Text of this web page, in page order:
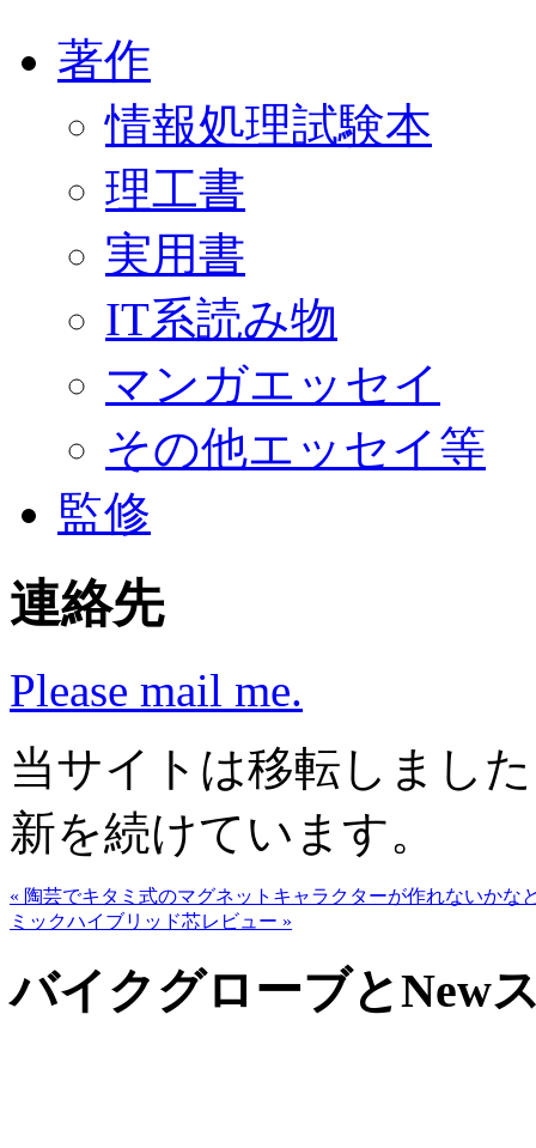
著作
情報処理試験本
理工書
実用書
IT系読み物
マンガエッセイ
その他エッセイ等
監修
連絡先
Please mail me.
当サイトは移転しまし
新を続けています。
« 陶芸でキタミ式のマグネットキャラクターが作れないかな
ミックハイブリッド芯レビュー »
バイクグローブとNew